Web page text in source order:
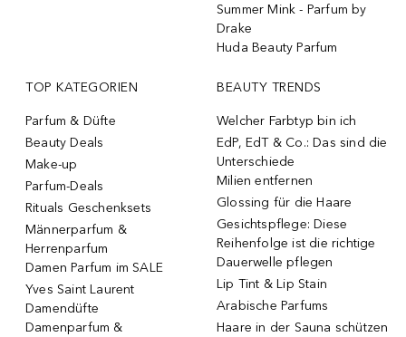
Summer Mink - Parfum by
Drake
Huda Beauty Parfum
TOP KATEGORIEN
Parfum & Düfte
Beauty Deals
Make-up
Parfum-Deals
Rituals Geschenksets
Männerparfum &
Herrenparfum
Damen Parfum im SALE
Yves Saint Laurent
Damendüfte
Damenparfum &
BEAUTY TRENDS
Welcher Farbtyp bin ich
EdP, EdT & Co.: Das sind die
Unterschiede
Milien entfernen
Glossing für die Haare
Gesichtspflege: Diese
Reihenfolge ist die richtige
Dauerwelle pflegen
Lip Tint & Lip Stain
Arabische Parfums
Haare in der Sauna schützen